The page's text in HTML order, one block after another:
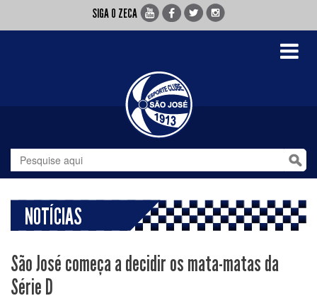
SIGA O ZECA
Toggle
NOTÍCIAS
São José começa a decidir os mata-matas da
Série D